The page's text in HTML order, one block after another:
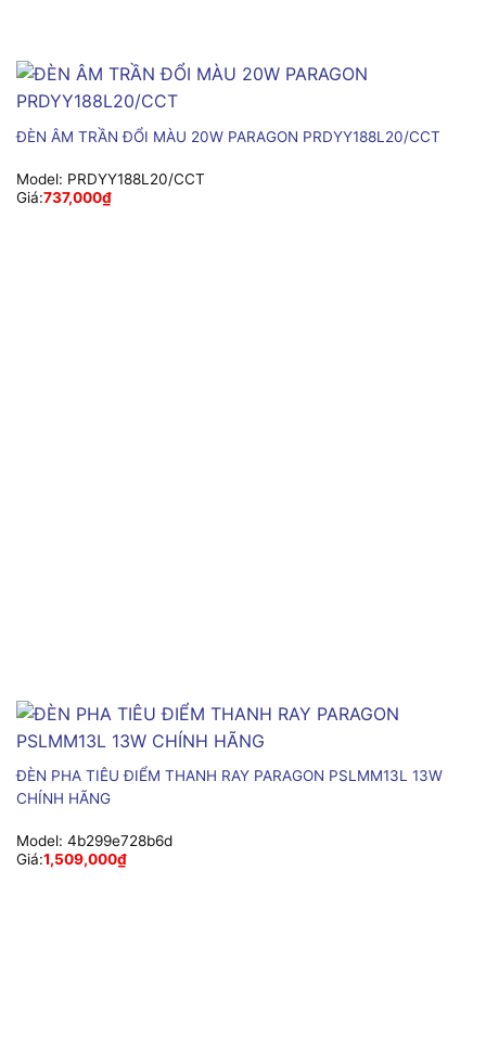
ĐÈN ÂM TRẦN ĐỔI MÀU 20W PARAGON PRDYY188L20/CCT
Model: PRDYY188L20/CCT
Giá:737,000₫
ĐÈN PHA TIÊU ĐIỂM THANH RAY PARAGON PSLMM13L 13W
CHÍNH HÃNG
Model: 4b299e728b6d
Giá:1,509,000₫